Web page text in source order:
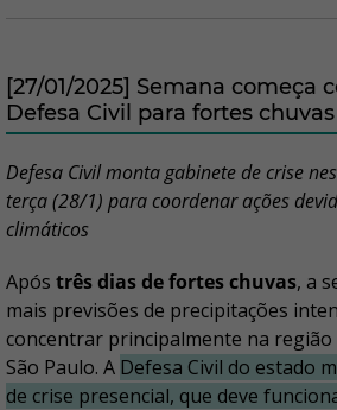
[27/01/2025] Semana começa
Defesa Civil para fortes
Defesa Civil monta gabinete de crise
terça (28/1) para coordenar ações
climáticos
Após três dias de fortes chuvas, a
mais previsões de precipitações
concentrar principalmente na
São Paulo. A Defesa Civil do estado
de crise presencial, que deve